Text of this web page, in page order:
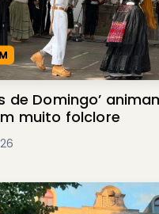
de Domingo’
muito folclore